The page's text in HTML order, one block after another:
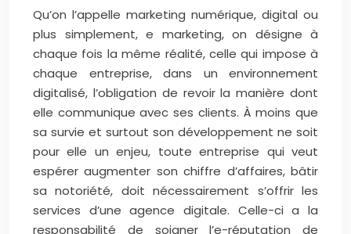
Qu’on l’appelle marketing numérique, digital ou
plus simplement, e marketing, on désigne à
chaque fois la même réalité, celle qui impose à
chaque entreprise, dans un environnement
digitalisé, l’obligation de revoir la manière dont
elle communique avec ses clients. À moins que
sa survie et surtout son développement ne soit
pour elle un enjeu, toute entreprise qui veut
espérer augmenter son chiffre d’affaires, bâtir
sa notoriété, doit nécessairement s’offrir les
services d’une agence digitale. Celle-ci a la
responsabilité de soigner l’e-réputation de